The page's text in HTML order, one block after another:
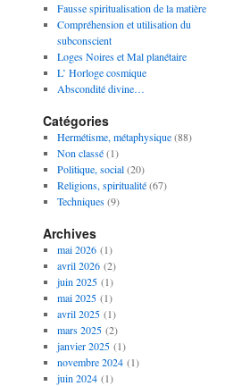
Fausse spiritualisation de la matière
Compréhension et utilisation du
subconscient
Loges Noires et Mal planétaire
L’ Horloge cosmique
Abscondité divine…
Catégories
Hermétisme, métaphysique(88)
Non classé(1)
Politique, social(20)
Religions, spiritualité(67)
Techniques(9)
Archives
mai 2026(1)
avril 2026(2)
juin 2025(1)
mai 2025(1)
avril 2025(1)
mars 2025(2)
janvier 2025(1)
novembre 2024(1)
juin 2024(1)